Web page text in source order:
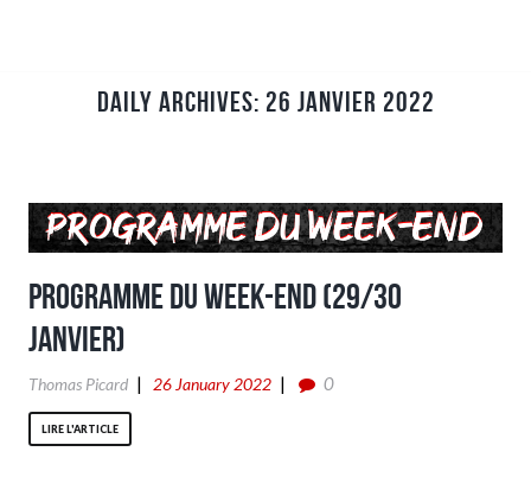
Daily Archives: 26 janvier 2022
Programme du week-end (29/30
Janvier)
Thomas Picard 26 January 2022 0
LIRE L'ARTICLE